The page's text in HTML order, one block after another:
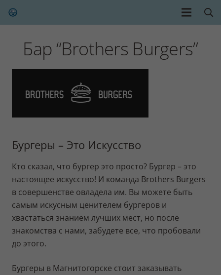
Бар “Brothers Burgers”
Бургеры – Это Искусство
Кто сказал, что бургер это просто? Бургер – это
настоящее искусство! И команда Brothers Burgers
в совершенстве овладела им. Вы можете быть
самым искусным ценителем бургеров и
хвастаться знанием лучших мест, но после
знакомства с нами, забудете все, что пробовали
до этого.
Бургеры в Магнитогорске стоит заказывать